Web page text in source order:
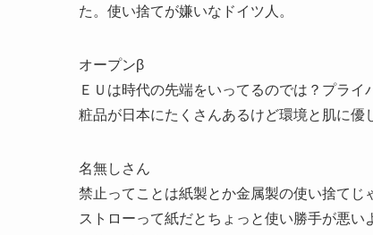
た。使い捨てが嫌いなドイツ人。
オープンβ
ＥＵは時代の先端をいってるのでは？プラ
粧品が日本にたくさんあるけど環境と肌に優
名無しさん
禁止ってことは紙製とか金属製の使い捨てじ
ストローって紙だとちょっと使い勝手が悪い